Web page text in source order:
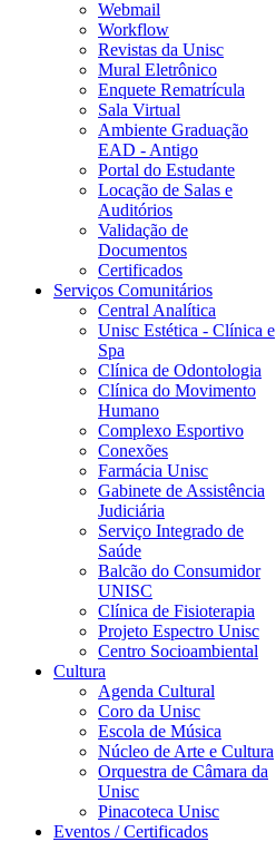
Webmail
Workflow
Revistas da Unisc
Mural Eletrônico
Enquete Rematrícula
Sala Virtual
Ambiente Graduação
EAD - Antigo
Portal do Estudante
Locação de Salas e
Auditórios
Validação de
Documentos
Certificados
Serviços Comunitários
Central Analítica
Unisc Estética - Clínica e
Spa
Clínica de Odontologia
Clínica do Movimento
Humano
Complexo Esportivo
Conexões
Farmácia Unisc
Gabinete de Assistência
Judiciária
Serviço Integrado de
Saúde
Balcão do Consumidor
UNISC
Clínica de Fisioterapia
Projeto Espectro Unisc
Centro Socioambiental
Cultura
Agenda Cultural
Coro da Unisc
Escola de Música
Núcleo de Arte e Cultura
Orquestra de Câmara da
Unisc
Pinacoteca Unisc
Eventos / Certificados